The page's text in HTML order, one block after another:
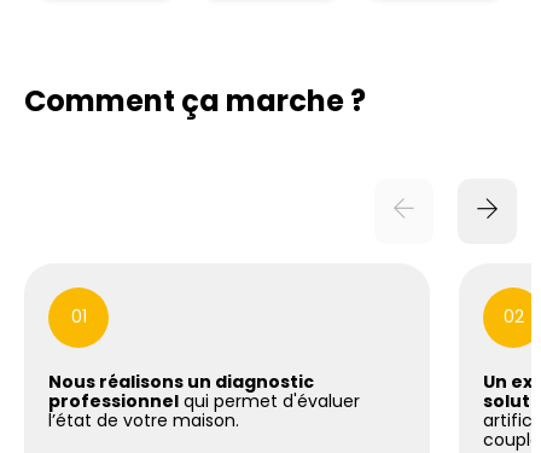
Comment ça marche ?
01
Nous réalisons un diagnostic
professionnel qui permet d'évaluer
l’état de votre maison.
02
Un